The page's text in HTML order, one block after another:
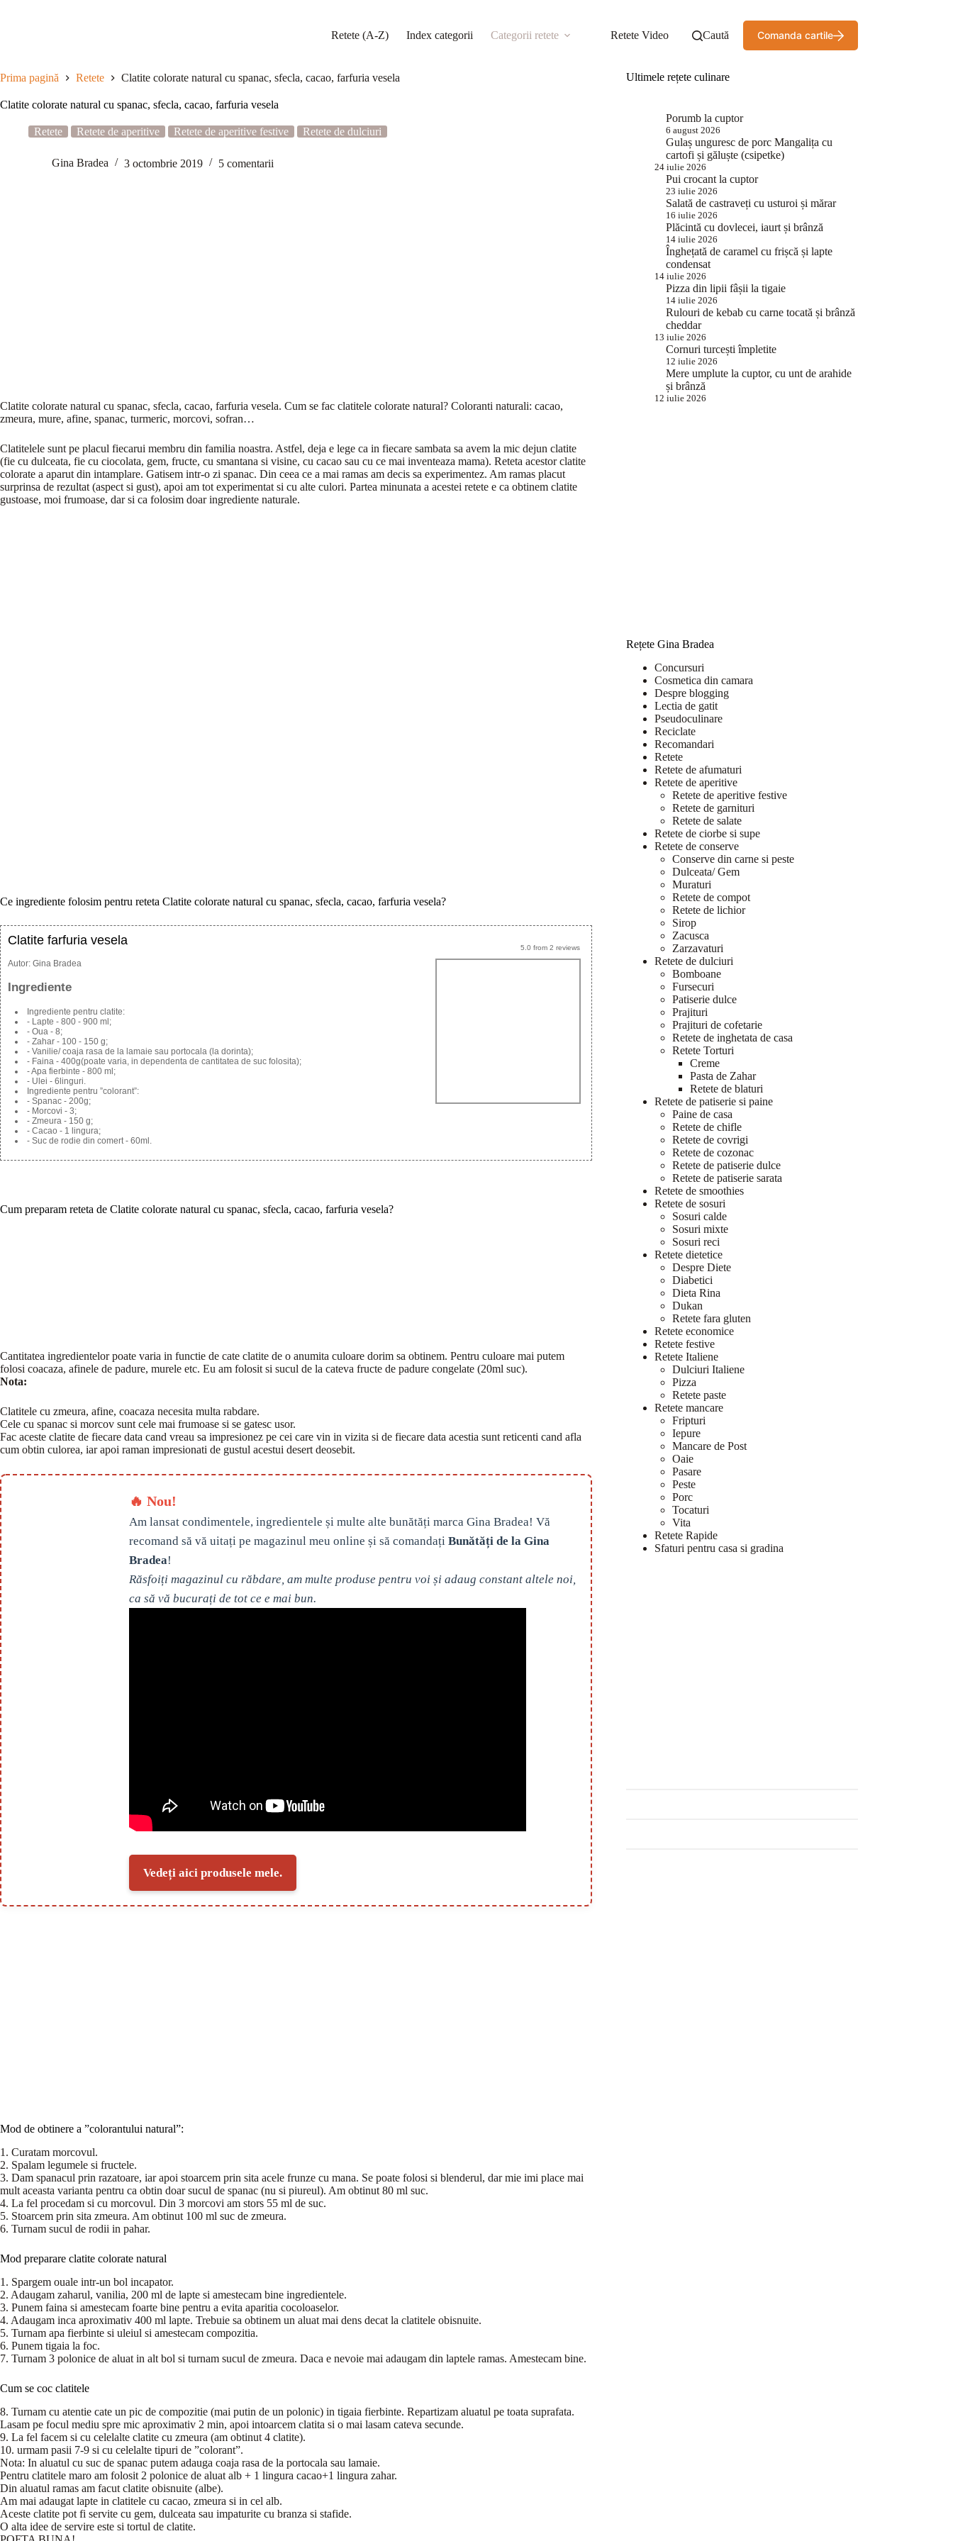
Retete (A-Z) Index categorii Categorii retete Retete Video Caută Comanda cartile
Prima pagină Retete Clatite colorate natural cu spanac, sfecla, cacao, farfuria vesela
Clatite colorate natural cu spanac, sfecla, cacao, farfuria vesela
Retete Retete de aperitive Retete de aperitive festive Retete de dulciuri
Gina Bradea 3 octombrie 2019 5 comentarii
Clatite colorate natural cu spanac, sfecla, cacao, farfuria vesela. Cum se fac clatitele colorate natural? Coloranti naturali: cacao,
zmeura, mure, afine, spanac, turmeric, morcovi, sofran…
Clatitelele sunt pe placul fiecarui membru din familia noastra. Astfel, deja e lege ca in fiecare sambata sa avem la mic dejun clatite
(fie cu dulceata, fie cu ciocolata, gem, fructe, cu smantana si visine, cu cacao sau cu ce mai inventeaza mama). Reteta acestor clatite
colorate a aparut din intamplare. Gatisem intr-o zi spanac. Din ceea ce a mai ramas am decis sa experimentez. Am ramas placut
surprinsa de rezultat (aspect si gust), apoi am tot experimentat si cu alte culori. Partea minunata a acestei retete e ca obtinem clatite
gustoase, moi frumoase, dar si ca folosim doar ingrediente naturale.
Ce ingrediente folosim pentru reteta Clatite colorate natural cu spanac, sfecla, cacao, farfuria vesela?
5.0 from2 reviews
Clatite farfuria vesela
Autor: Gina Bradea
Ingrediente
Ingrediente pentru clatite:
- Lapte - 800 - 900 ml;
- Oua - 8;
- Zahar - 100 - 150 g;
- Vanilie/ coaja rasa de la lamaie sau portocala (la dorinta);
- Faina - 400g(poate varia, in dependenta de cantitatea de suc folosita);
- Apa fierbinte - 800 ml;
- Ulei - 6linguri.
Ingrediente pentru ”colorant”:
- Spanac - 200g;
- Morcovi - 3;
- Zmeura - 150 g;
- Cacao - 1 lingura;
- Suc de rodie din comert - 60ml.
Cum preparam reteta de Clatite colorate natural cu spanac, sfecla, cacao, farfuria vesela?
Cantitatea ingredientelor poate varia in functie de cate clatite de o anumita culoare dorim sa obtinem. Pentru culoare mai putem
folosi coacaza, afinele de padure, murele etc. Eu am folosit si sucul de la cateva fructe de padure congelate (20ml suc).
Nota:
Clatitele cu zmeura, afine, coacaza necesita multa rabdare.
Cele cu spanac si morcov sunt cele mai frumoase si se gatesc usor.
Fac aceste clatite de fiecare data cand vreau sa impresionez pe cei care vin in vizita si de fiecare data acestia sunt reticenti cand afla
cum obtin culorea, iar apoi raman impresionati de gustul acestui desert deosebit.
🔥 Nou!
Am lansat condimentele, ingredientele și multe alte bunătăți marca Gina Bradea! Vă
recomand să vă uitați pe magazinul meu online și să comandați Bunătăți de la Gina
Bradea!
Răsfoiți magazinul cu răbdare, am multe produse pentru voi și adaug constant altele noi,
ca să vă bucurați de tot ce e mai bun.
Vedeți aici produsele mele.
Mod de obtinere a ”colorantului natural”:
1. Curatam morcovul.
2. Spalam legumele si fructele.
3. Dam spanacul prin razatoare, iar apoi stoarcem prin sita acele frunze cu mana. Se poate folosi si blenderul, dar mie imi place mai
mult aceasta varianta pentru ca obtin doar sucul de spanac (nu si piureul). Am obtinut 80 ml suc.
4. La fel procedam si cu morcovul. Din 3 morcovi am stors 55 ml de suc.
5. Stoarcem prin sita zmeura. Am obtinut 100 ml suc de zmeura.
6. Turnam sucul de rodii in pahar.
Mod preparare clatite colorate natural
1. Spargem ouale intr-un bol incapator.
2. Adaugam zaharul, vanilia, 200 ml de lapte si amestecam bine ingredientele.
3. Punem faina si amestecam foarte bine pentru a evita aparitia cocoloaselor.
4. Adaugam inca aproximativ 400 ml lapte. Trebuie sa obtinem un aluat mai dens decat la clatitele obisnuite.
5. Turnam apa fierbinte si uleiul si amestecam compozitia.
6. Punem tigaia la foc.
7. Turnam 3 polonice de aluat in alt bol si turnam sucul de zmeura. Daca e nevoie mai adaugam din laptele ramas. Amestecam bine.
Cum se coc clatitele
8. Turnam cu atentie cate un pic de compozitie (mai putin de un polonic) in tigaia fierbinte. Repartizam aluatul pe toata suprafata.
Lasam pe focul mediu spre mic aproximativ 2 min, apoi intoarcem clatita si o mai lasam cateva secunde.
9. La fel facem si cu celelalte clatite cu zmeura (am obtinut 4 clatite).
10. urmam pasii 7-9 si cu celelalte tipuri de ”colorant”.
Nota: In aluatul cu suc de spanac putem adauga coaja rasa de la portocala sau lamaie.
Pentru clatitele maro am folosit 2 polonice de aluat alb + 1 lingura cacao+1 lingura zahar.
Din aluatul ramas am facut clatite obisnuite (albe).
Am mai adaugat lapte in clatitele cu cacao, zmeura si in cel alb.
Aceste clatite pot fi servite cu gem, dulceata sau impaturite cu branza si stafide.
O alta idee de servire este si tortul de clatite.
Ultimele rețete culinare
Porumb la cuptor
6 august 2026
Gulaș unguresc de porc Mangalița cu
cartofi și găluște (csipetke)
24 iulie 2026
Pui crocant la cuptor
23 iulie 2026
Salată de castraveți cu usturoi și mărar
16 iulie 2026
Plăcintă cu dovlecei, iaurt și brânză
14 iulie 2026
Înghețată de caramel cu frișcă și lapte
condensat
14 iulie 2026
Pizza din lipii fâșii la tigaie
14 iulie 2026
Rulouri de kebab cu carne tocată și brânză
cheddar
13 iulie 2026
Cornuri turcești împletite
12 iulie 2026
Mere umplute la cuptor, cu unt de arahide
și brânză
12 iulie 2026
Rețete Gina Bradea
Concursuri
Cosmetica din camara
Despre blogging
Lectia de gatit
Pseudoculinare
Reciclate
Recomandari
Retete
Retete de afumaturi
Retete de aperitive
Retete de aperitive festive
Retete de garnituri
Retete de salate
Retete de ciorbe si supe
Retete de conserve
Conserve din carne si peste
Dulceata/ Gem
Muraturi
Retete de compot
Retete de lichior
Sirop
Zacusca
Zarzavaturi
Retete de dulciuri
Bomboane
Fursecuri
Patiserie dulce
Prajituri
Prajituri de cofetarie
Retete de inghetata de casa
Retete Torturi
Creme
Pasta de Zahar
Retete de blaturi
Retete de patiserie si paine
Paine de casa
Retete de chifle
Retete de covrigi
Retete de cozonac
Retete de patiserie dulce
Retete de patiserie sarata
Retete de smoothies
Retete de sosuri
Sosuri calde
Sosuri mixte
Sosuri reci
Retete dietetice
Despre Diete
Diabetici
Dieta Rina
Dukan
Retete fara gluten
Retete economice
Retete festive
Retete Italiene
Dulciuri Italiene
Pizza
Retete paste
Retete mancare
Fripturi
Iepure
Mancare de Post
Oaie
Pasare
Peste
Porc
Tocaturi
Vita
Retete Rapide
Sfaturi pentru casa si gradina